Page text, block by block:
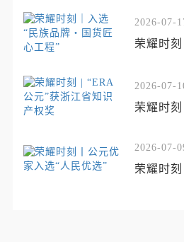
2026-07-
荣耀时
2026-07-
荣耀时
2026-07-
荣耀时